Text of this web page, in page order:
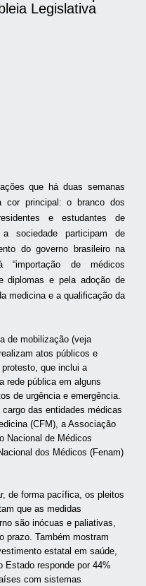
que há duas semanas
cor principal: o branco dos
e estudantes de
sociedade participam de
do governo brasileiro na
de médicos
diplomas e pela adoção de
medicina e a qualificação da
de mobilização (veja
atos públicos e
que inclui a
rede pública em alguns
de urgência e emergência.
das entidades médicas
(CFM), a Associação
Nacional de Médicos
dos Médicos (Fenam)
de forma pacífica, os pleitos
que as medidas
são inócuas e paliativas,
prazo. Também mostram
estatal em saúde,
Estado responde por 44%
com sistemas